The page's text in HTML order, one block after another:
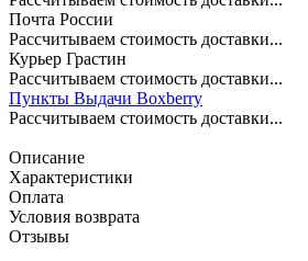
Почта России
Рассчитываем стоимость доставки...
Курьер Грастин
Рассчитываем стоимость доставки...
Пункты Выдачи Boxberry
Рассчитываем стоимость доставки...
Описание
Характеристики
Оплата
Условия возврата
Отзывы